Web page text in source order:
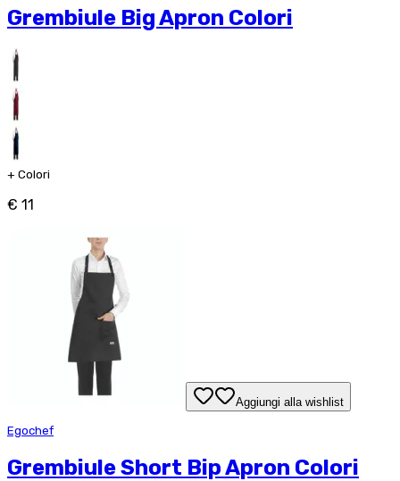
Grembiule Big Apron Colori
+ Colori
€ 11
Aggiungi alla wishlist
Egochef
Grembiule Short Bip Apron Colori